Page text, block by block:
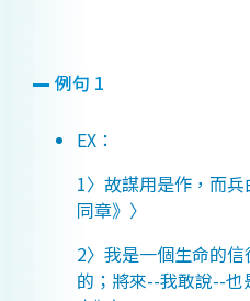
例句 1
EX：
1〉故謀用是作，而
同章》〉
2〉我是一個生命的
的；將來--我敢說--